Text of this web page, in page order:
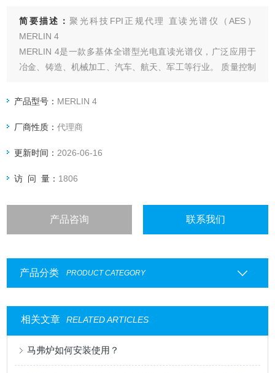
简要描述：聚光科技FPI正规代理 直读光谱仪（AES）
MERLIN 4
MERLIN 4是一款多基体全谱型光电直读光谱仪，广泛应用于
冶金、铸造、机械加工、汽车、航天、军工等行业。 质量控制
过程测试和最终质量检查的理想助手。
产品型号： MERLIN 4
厂商性质：代理商
更新时间： 2026-06-16
访 问 量： 1806
产品咨询 联系我们
产品分类 PRODUCT CATEGORY
相关文章 RELATED ARTICLES
马弗炉如何安装使用？